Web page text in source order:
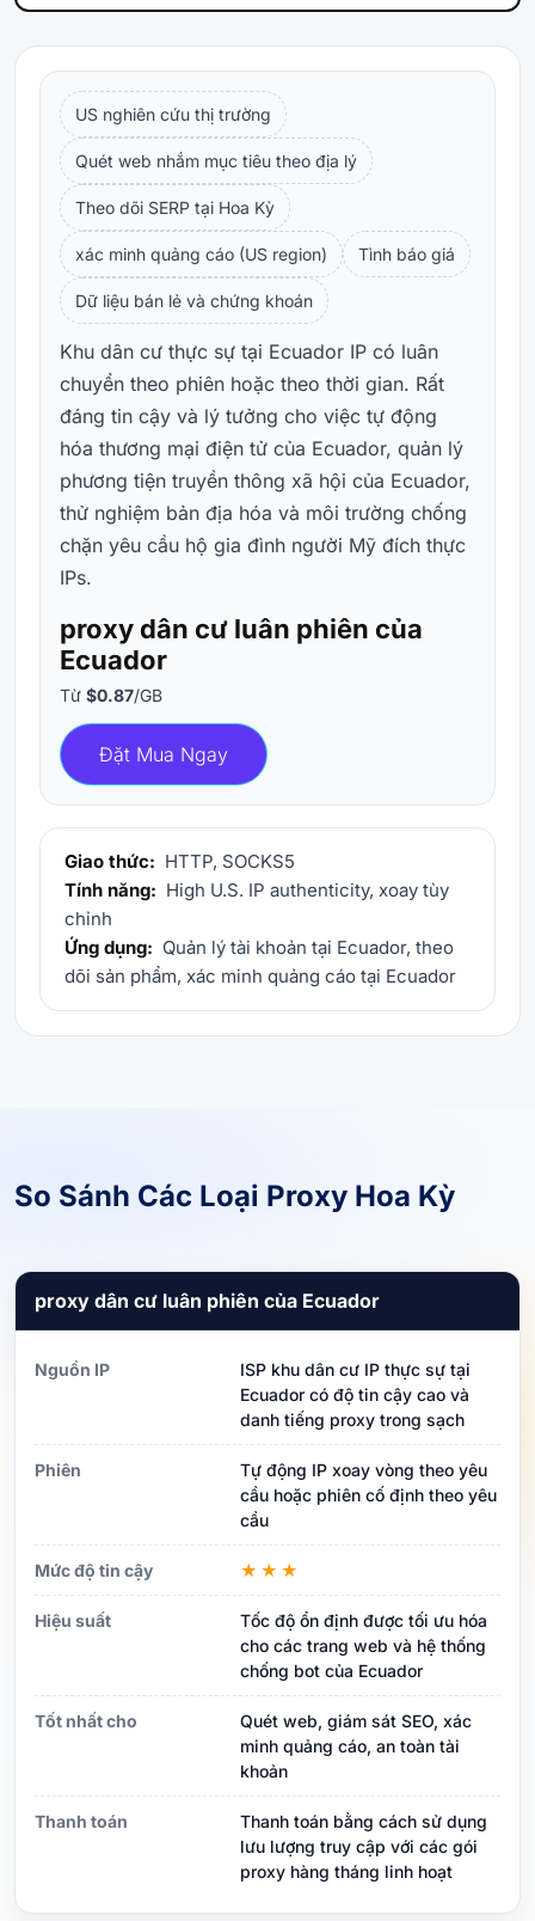
US nghiên cứu thị trường
Quét web nhắm mục tiêu theo địa lý
Theo dõi SERP tại Hoa Kỳ
xác minh quảng cáo (US region) Tình báo giá
Dữ liệu bán lẻ và chứng khoán
Khu dân cư thực sự tại Ecuador IP có luân
chuyển theo phiên hoặc theo thời gian. Rất
đáng tin cậy và lý tưởng cho việc tự động
hóa thương mại điện tử của Ecuador, quản lý
phương tiện truyền thông xã hội của Ecuador,
thử nghiệm bản địa hóa và môi trường chống
chặn yêu cầu hộ gia đình người Mỹ đích thực
IPs.
proxy dân cư luân phiên của
Ecuador
Từ $0.87/GB
Đặt Mua Ngay
Giao thức: HTTP, SOCKS5
Tính năng: High U.S. IP authenticity, xoay tùy
chỉnh
Ứng dụng: Quản lý tài khoản tại Ecuador, theo
dõi sản phẩm, xác minh quảng cáo tại Ecuador
So Sánh Các Loại Proxy Hoa Kỳ
proxy dân cư luân phiên của Ecuador
Nguồn IP
ISP khu dân cư IP thực sự tại
Ecuador có độ tin cậy cao và
danh tiếng proxy trong sạch
Phiên
Tự động IP xoay vòng theo yêu
cầu hoặc phiên cố định theo yêu
cầu
Mức độ tin cậy ★★★
Hiệu suất
Tốc độ ổn định được tối ưu hóa
cho các trang web và hệ thống
chống bot của Ecuador
Tốt nhất cho
Quét web, giám sát SEO, xác
minh quảng cáo, an toàn tài
khoản
Thanh toán
Thanh toán bằng cách sử dụng
lưu lượng truy cập với các gói
proxy hàng tháng linh hoạt